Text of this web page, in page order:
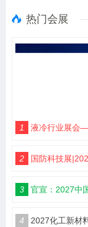
热门会展
1 液冷行业展会—LCIE
2 国防科技展
3 官宣：2027中
4 2027化工新材